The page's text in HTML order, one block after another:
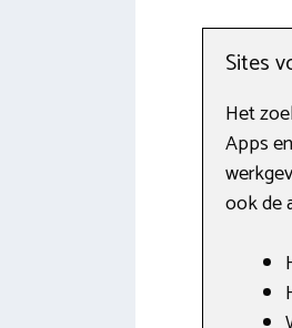
Sites
Het
Apps
ook de